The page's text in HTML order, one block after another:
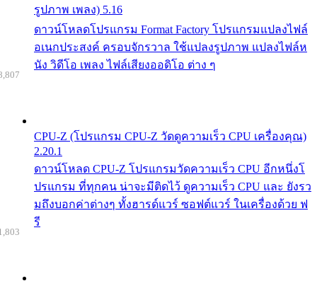
รูปภาพ เพลง) 5.16
ดาวน์โหลดโปรแกรม Format Factory โปรแกรมแปลงไฟล์
อเนกประสงค์ ครอบจักรวาล ใช้แปลงรูปภาพ แปลงไฟล์ห
นัง วิดีโอ เพลง ไฟล์เสียงออดิโอ ต่าง ๆ
CPU-Z (โปรแกรม CPU-Z วัดดูความเร็ว CPU เครื่องคุณ)
2.20.1
ดาวน์โหลด CPU-Z โปรแกรมวัดความเร็ว CPU อีกหนึ่งโ
ปรแกรม ที่ทุกคน น่าจะมีติดไว้ ดูความเร็ว CPU และ ยังรว
มถึงบอกค่าต่างๆ ทั้งฮารด์แวร์ ซอฟต์แวร์ ในเครื่องด้วย ฟ
รี